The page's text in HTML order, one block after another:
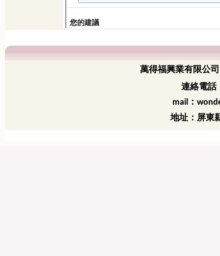
萬得福興業有限公司
連絡電
mail ：
地址：屏東